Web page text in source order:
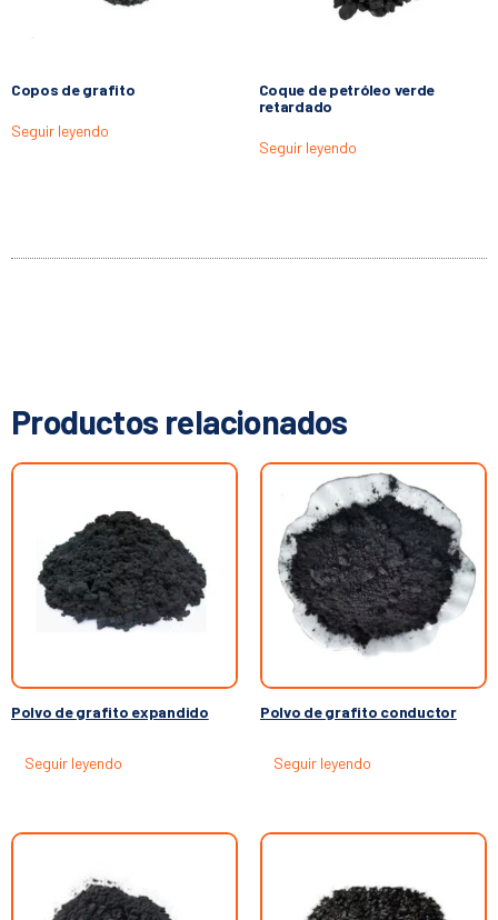
Copos de grafito
Seguir leyendo
Coque de petróleo verde
retardado
Seguir leyendo
Productos relacionados
Polvo de grafito expandido
Seguir leyendo
Polvo de grafito conductor
Seguir leyendo